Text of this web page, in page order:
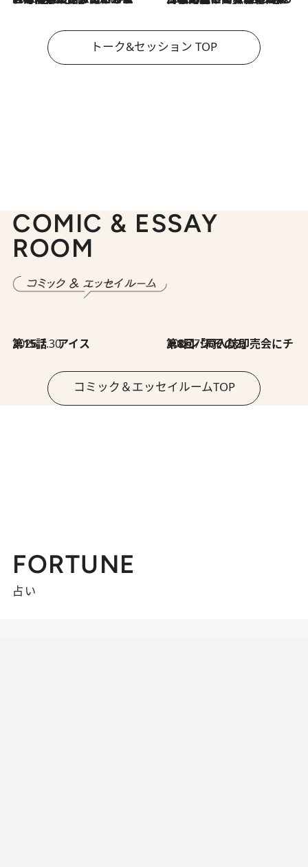
トーク&セッション TOP
COMIC & ESSAY
ROOM
2026.7.30
第15話 アイス 2026.7.30
第8回「同人誌即売会にチャレンジ その2」
コミック＆エッセイルームTOP
FORTUNE
占い